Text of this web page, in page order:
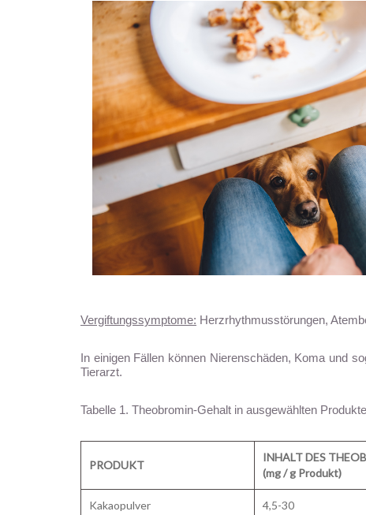
Vergiftungssymptome: Herzrhythmusstörungen,
In einigen Fällen können Nierenschäden, Koma und
Tierarzt.
Tabelle 1. Theobromin-Gehalt in ausgewählten
PRODUKT
INHALT DES
(mg / g Produkt)
Kakaopulver 4,5-30